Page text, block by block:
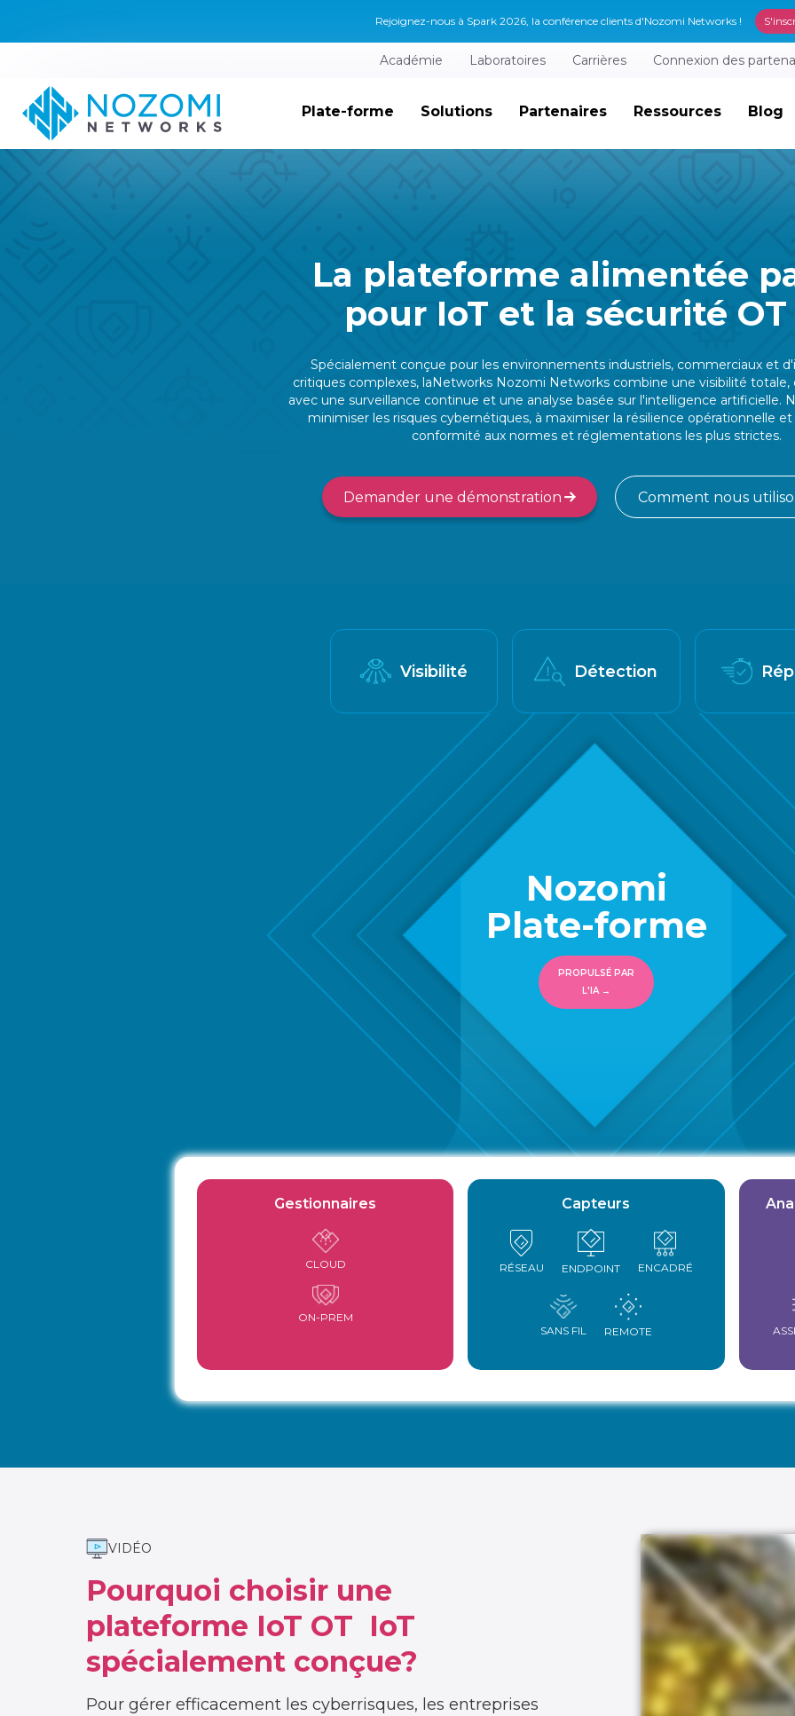
Rejoignez-nous à Spark 2026, la conférence clients d'Nozomi Networks !
Académie Laboratoires Carrières Connexion des
Plate-forme Solutions Partenaires Ressources Blog
La plateforme alimentée
pour IoT et la sécurité OT
Spécialement conçue pour les environnements industriels, commerciaux et
critiques complexes, laNetworks Nozomi Networks combine une visibilité totale,
avec une surveillance continue et une analyse basée sur l'intelligence artificielle.
minimiser les risques cybernétiques, à maximiser la résilience opérationnelle et
conformité aux normes et réglementations les plus strictes.
Demander une démonstration Comment nous
Visibilité Détection
Nozomi
Plate-forme
PROPULSÉ PAR
L'IA →
Gestionnaires
CLOUD
ON-PREM
Capteurs
RÉSEAU ENDPOINT ENCADRÉ
SANS FIL REMOTE
VIDÉO
Pourquoi choisir une
plateforme IoT OT IoT
spécialement conçue?
Pour gérer efficacement les cyberrisques, les entreprises